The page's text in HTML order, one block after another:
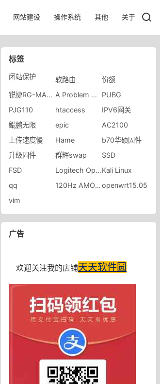
网站建设 操作系统 其他 关于
标签
闭站保护 软路由
份额
锐捷RG-MA3063
A Problem Has Been
PUBG
PJG110
htaccess
IPV6网关
鲲鹏无限
epic
AC2100
上传速度慢
Hame
b70华硕固件
升级固件
群辉swap
SSD
FSD
Logitech Options DaemonKali Linux
qq
120Hz AMOLEDopenwrt15.05
vim
广告
欢迎关注我的店铺天天软件圆